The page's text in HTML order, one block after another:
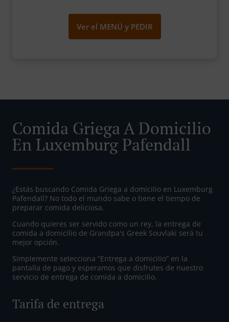
Ver el MENÚ y PEDIR
Comida Griega A Domicilio
En Luxemburg Pafendall
¿Estás buscando Comida Griega a domicilio en Luxemburg
Pafendall? No todo el mundo sabe o tiene el tiempo de
preparar comida deliciosa.
Cuando quieres ser servido como un rey, la entrega de
comida a domicilio de Grandpa's Greek Souvlaki será tu
mejor opción.
Simplemente selecciona “Entrega a domicilio” en la
pantalla de pago y esperamos que disfrutes de nuestro
servicio de entrega de comida a domicilio.
Tarifa de entrega